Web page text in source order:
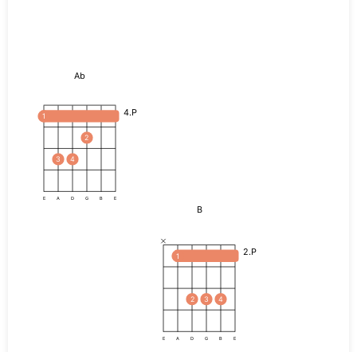
Ab
4.P
1
3 4
2
E A D G B E
B
2.P
1
2 3 4
E A D G B E